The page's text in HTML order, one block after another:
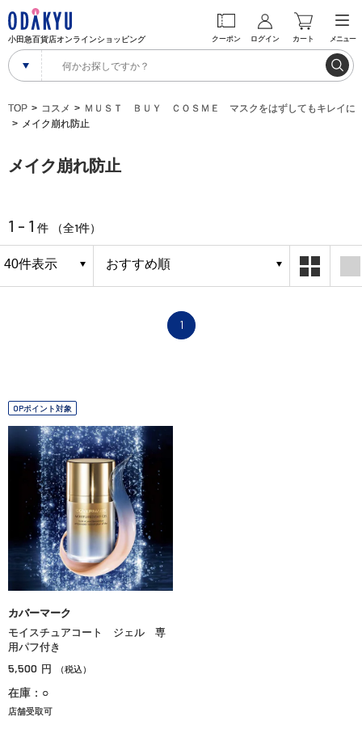
小田急百貨店オンラインショッピング クーポン ログイン カート メニュー
TOP コスメ
ＭＵＳＴ ＢＵＹ ＣＯＳＭＥ マスクをはずしてもキレイに
メイク崩れ防止
メイク崩れ防止
1 - 1 件 （全1件）
1
OPポイント対象
カバーマーク
モイスチュアコート ジェル 専
用パフ付き
5,500 円 （税込）
在庫：○
店舗受取可